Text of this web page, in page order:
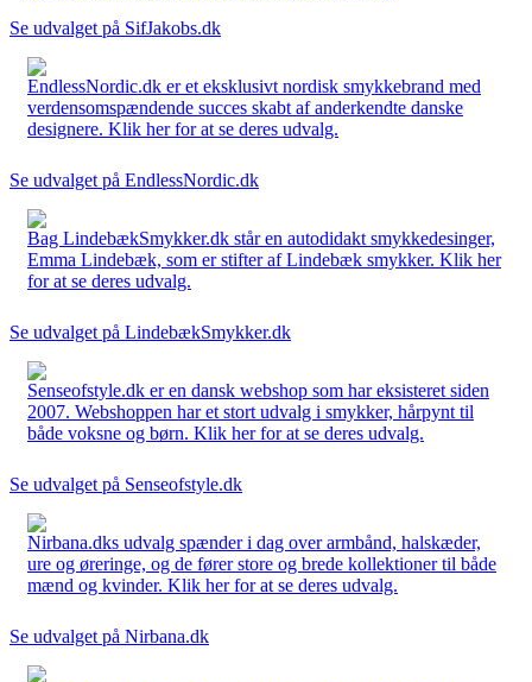
Se udvalget på SifJakobs.dk
EndlessNordic.dk er et eksklusivt nordisk smykkebrand med
verdensomspændende succes skabt af anderkendte danske
designere. Klik her for at se deres udvalg.
Se udvalget på EndlessNordic.dk
Bag LindebækSmykker.dk står en autodidakt smykkedesinger,
Emma Lindebæk, som er stifter af Lindebæk smykker. Klik her
for at se deres udvalg.
Se udvalget på LindebækSmykker.dk
Senseofstyle.dk er en dansk webshop som har eksisteret siden
2007. Webshoppen har et stort udvalg i smykker, hårpynt til
både voksne og børn. Klik her for at se deres udvalg.
Se udvalget på Senseofstyle.dk
Nirbana.dks udvalg spænder i dag over armbånd, halskæder,
ure og øreringe, og de fører store og brede kollektioner til både
mænd og kvinder. Klik her for at se deres udvalg.
Se udvalget på Nirbana.dk